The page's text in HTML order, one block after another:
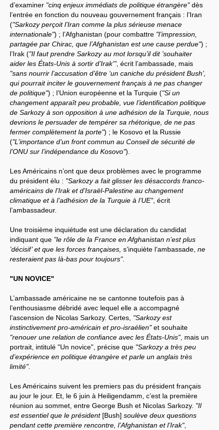
d’examiner "cinq enjeux immédiats de politique étrangère"dès
l’entrée en fonction du nouveau gouvernement français : l’Iran
("Sarkozy perçoit l’Iran comme la plus sérieuse menace
internationale") ; l’Afghanistan (pour combattre "l’impression,
partagée par Chirac, que l’Afghanistan est une cause perdue") ;
l’Irak ("Il faut prendre Sarkozy au mot lorsqu’il dit ’souhaiter
aider les États-Unis à sortir d’Irak’", écrit l’ambassade, mais
"sans nourrir l’accusation d’être ‘un caniche du président Bush’,
qui pourrait inciter le gouvernement français à ne pas changer
de politique") ; l’Union européenne et la Turquie ("Si un
changement apparaît peu probable, vue l’identification politique
de Sarkozy à son opposition à une adhésion de la Turquie, nous
devrions le persuader de tempérer sa rhétorique, de ne pas
fermer complètement la porte") ; le Kosovo et la Russie
("L’importance d’un front commun au Conseil de sécurité de
l’ONU sur l’indépendance du Kosovo").
Les Américains n’ont que deux problèmes avec le programme
du président élu : "Sarkozy a fait glisser les désaccords franco-
américains de l’Irak et d’Israël-Palestine au changement
climatique et à l’adhésion de la Turquie à l’UE", écrit
l’ambassadeur.
Une troisième inquiétude est une déclaration du candidat
indiquant que "le rôle de la France en Afghanistan n’est plus
’décisif’ et que les forces françaises, s’inquiète l’ambassade, ne
resteraient pas là-bas pour toujours".
"UN NOVICE"
L’ambassade américaine ne se cantonne toutefois pas à
l’enthousiasme débridé avec lequel elle a accompagné
l’ascension de Nicolas Sarkozy. Certes, "Sarkozy est
instinctivement pro-américain et pro-israélien"et souhaite
"renouer une relation de confiance avec les États-Unis", mais un
portrait, intitulé "Un novice", précise que "Sarkozy a très peu
d’expérience en politique étrangère et parle un anglais très
limité".
Les Américains suivent les premiers pas du président français
au jour le jour. Et, le 6 juin à Heiligendamm, c’est la première
réunion au sommet, entre George Bush et Nicolas Sarkozy. "Il
est essentiel que le président[Bush] soulève deux questions
pendant cette première rencontre, l’Afghanistan et l’Irak",